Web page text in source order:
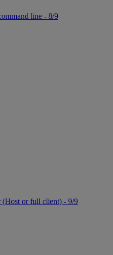
line - 8/9
or full client) - 9/9